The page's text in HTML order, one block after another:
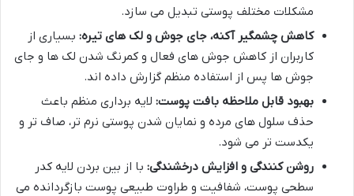
مشکلات مختلف پوستی تبدیل می سازد.
کاهش چشمگیر آکنه، جای جوش و لک های تیره: بسیاری از
کاربران از کاهش جوش های فعال و کمرنگ شدن لک ها و جای
جوش ها پس از استفاده منظم گزارش داده اند.
بهبود قابل ملاحظه بافت پوست: لایه برداری منظم باعث
حذف سلول های مرده و نمایان شدن پوستی نرم تر، صاف تر و
یکدست تر می شود.
روشن کنندگی و افزایش درخشندگی: با از بین بردن لایه کدر
سطحی پوست، شفافیت و طراوت طبیعی پوست بازگردانده می